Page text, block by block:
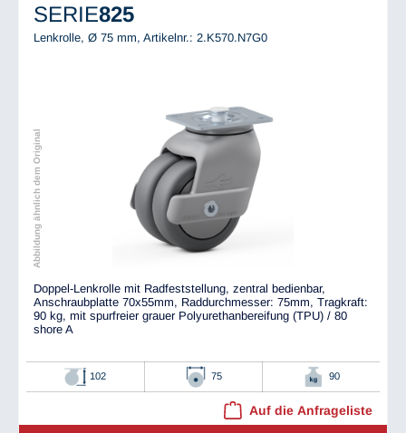
SERIE825
Lenkrolle, Ø 75 mm, Artikelnr.: 2.K570.N7G0
Abbildung ähnlich dem Original
Doppel-Lenkrolle mit Radfeststellung, zentral bedienbar,
Anschraubplatte 70x55mm, Raddurchmesser: 75mm, Tragkraft:
90 kg, mit spurfreier grauer Polyurethanbereifung (TPU) / 80
shore A
102 75 90
Auf die Anfrageliste